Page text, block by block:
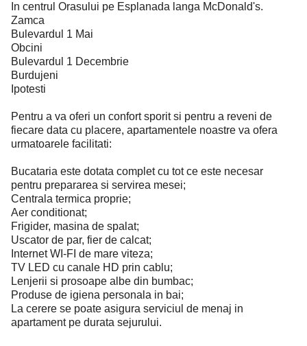
In centrul Orasului pe Esplanada langa McDonald's.
Zamca
Bulevardul 1 Mai
Obcini
Bulevardul 1 Decembrie
Burdujeni
Ipotesti
Pentru a va oferi un confort sporit si pentru a reveni de
fiecare data cu placere, apartamentele noastre va ofera
urmatoarele facilitati:
Bucataria este dotata complet cu tot ce este necesar
pentru prepararea si servirea mesei;
Centrala termica proprie;
Aer conditionat;
Frigider, masina de spalat;
Uscator de par, fier de calcat;
Internet WI-FI de mare viteza;
TV LED cu canale HD prin cablu;
Lenjerii si prosoape albe din bumbac;
Produse de igiena personala in bai;
La cerere se poate asigura serviciul de menaj in
apartament pe durata sejurului.